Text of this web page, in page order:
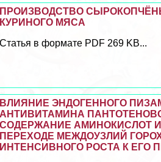
ПРОИЗВОДСТВО
КУРИНОГО МЯСА
Статья в формате PDF 269 KB...
ВЛИЯНИЕ ЭНДОГЕННОГО
АНТИВИТАМИНА
СОДЕРЖАНИЕ АМИНОКИСЛОТ
ПЕРЕХОДЕ МЕЖДОУЗЛИЙ
ИНТЕНСИВНОГО РОСТА К ЕГО